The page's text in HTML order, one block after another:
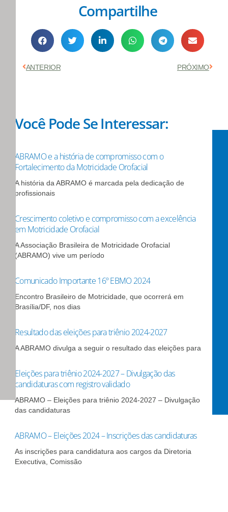
Compartilhe
Anterior
ANTERIOR PRÓXIMO
Você Pode Se Interessar:
ABRAMO e a história de compromisso com o
Fortalecimento da Motricidade Orofacial
A história da ABRAMO é marcada pela dedicação de
profissionais
Crescimento coletivo e compromisso com a excelência
em Motricidade Orofacial
A Associação Brasileira de Motricidade Orofacial
(ABRAMO) vive um período
Comunicado Importante 16º EBMO 2024
Encontro Brasileiro de Motricidade, que ocorrerá em
Brasília/DF, nos dias
Resultado das eleições para triênio 2024-2027
A ABRAMO divulga a seguir o resultado das eleições para
Eleições para triênio 2024-2027 – Divulgação das
candidaturas com registro validado
ABRAMO – Eleições para triênio 2024-2027 – Divulgação
das candidaturas
ABRAMO – Eleições 2024 – Inscrições das candidaturas
As inscrições para candidatura aos cargos da Diretoria
Executiva, Comissão